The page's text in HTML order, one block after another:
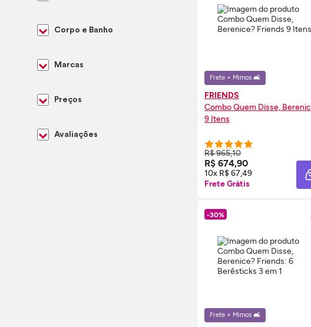
Frete + Mimos 🛋️
FRIENDS
Combo Quem Disse,
9 Itens
R$ 965,10
R$ 674,90
10x R$ 67,49
Frete Grátis
COMPRE AGORA ❯
-30%
Frete + Mimos 🛋️
Corpo e Banho
Marcas
Preços
Avaliações